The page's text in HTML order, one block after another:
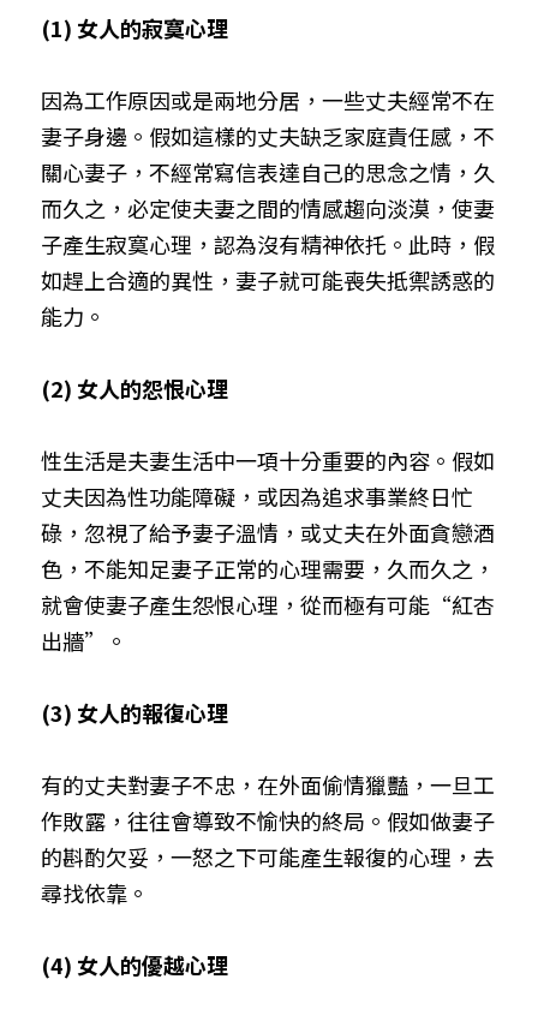
(1) 女人的寂寞心理
因為工作原因或是兩地分居，一些丈夫經常不在
妻子身邊。假如這樣的丈夫缺乏家庭責任感，不
關心妻子，不經常寫信表達自己的思念之情，久
而久之，必定使夫妻之間的情感趨向淡漠，使妻
子產生寂寞心理，認為沒有精神依托。此時，假
如趕上合適的異性，妻子就可能喪失抵禦誘惑的
能力。
(2) 女人的怨恨心理
性生活是夫妻生活中一項十分重要的內容。假如
丈夫因為性功能障礙，或因為追求事業終日忙
碌，忽視了給予妻子溫情，或丈夫在外面貪戀酒
色，不能知足妻子正常的心理需要，久而久之，
就會使妻子產生怨恨心理，從而極有可能“紅杏
出牆”。
(3) 女人的報復心理
有的丈夫對妻子不忠，在外面偷情獵豔，一旦工
作敗露，往往會導致不愉快的終局。假如做妻子
的斟酌欠妥，一怒之下可能產生報復的心理，去
尋找依靠。
(4) 女人的優越心理